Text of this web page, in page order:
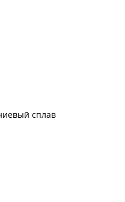
сплав